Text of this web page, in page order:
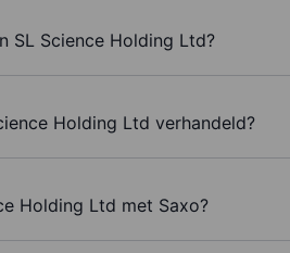
SL Science Holding Ltd?
Holding Ltd verhandeld?
Holding Ltd met Saxo?